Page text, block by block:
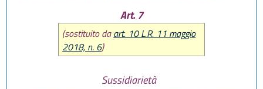
Art. 7
(sostituito daart. 10 L.R. 11 maggio
2018, n. 6)
Sussidiarietà